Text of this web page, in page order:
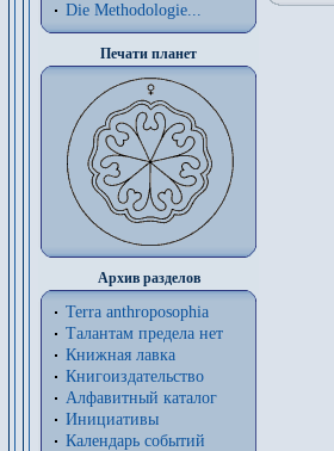
Die Methodologie...
Печати планет
Архив разделов
Terra anthroposophia
Талантам предела нет
Книжная лавка
Книгоиздательство
Алфавитный каталог
Инициативы
Календарь событий